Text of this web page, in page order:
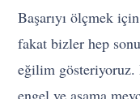
Başarıyı ölçmek
fakat bizler hep
eğilim